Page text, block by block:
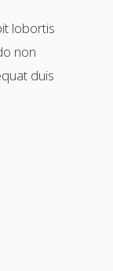
lobortis
non
duis